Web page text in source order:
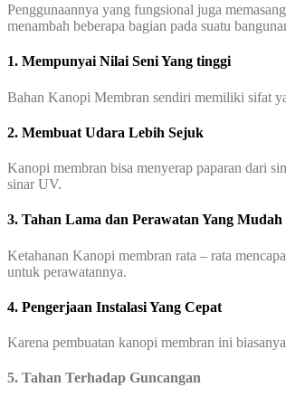
Penggunaannya yang fungsional juga
menambah beberapa bagian pada suatu
1. Mempunyai Nilai Seni Yang tinggi
Bahan Kanopi Membran sendiri memiliki sifat
2. Membuat Udara Lebih Sejuk
Kanopi membran bisa menyerap paparan dari
sinar UV.
3. Tahan Lama dan Perawatan Yang Mudah
Ketahanan Kanopi membran rata – rata
untuk perawatannya.
4. Pengerjaan Instalasi Yang Cepat
Karena pembuatan kanopi membran ini
5. Tahan Terhadap Guncangan